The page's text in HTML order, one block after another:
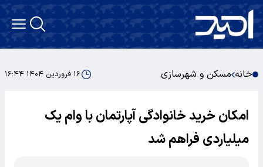
خانه مسکن و شهرسازی ۱۶ فروردین ۱۴۰۴ ۱۶:۴۴
امکان خرید خانوادگی آپارتمان با وام یک
میلیاردی فراهم شد